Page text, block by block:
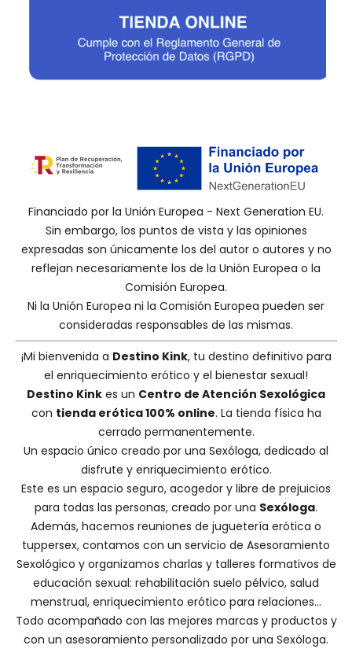
Financiado por la Unión Europea - Next Generation EU.
Sin embargo, los puntos de vista y las opiniones
expresadas son únicamente los del autor o autores y no
reflejan necesariamente los de la Unión Europea o la
Comisión Europea.
Ni la Unión Europea ni la Comisión Europea pueden ser
consideradas responsables de las mismas.
¡Mi bienvenida a Destino Kink, tu destino definitivo para
el enriquecimiento erótico y el bienestar sexual!
Destino Kink es un Centro de Atención Sexológica
con tienda erótica 100% online. La tienda física ha
cerrado permanentemente.
Un espacio único creado por una Sexóloga, dedicado al
disfrute y enriquecimiento erótico.
Este es un espacio seguro, acogedor y libre de prejuicios
para todas las personas, creado por una Sexóloga.
Además, hacemos reuniones de juguetería erótica o
tuppersex, contamos con un servicio de Asesoramiento
Sexológico y organizamos charlas y talleres formativos de
educación sexual: rehabilitación suelo pélvico, salud
menstrual, enriquecimiento erótico para relaciones...
Todo acompañado con las mejores marcas y productos y
con un asesoramiento personalizado por una Sexóloga.